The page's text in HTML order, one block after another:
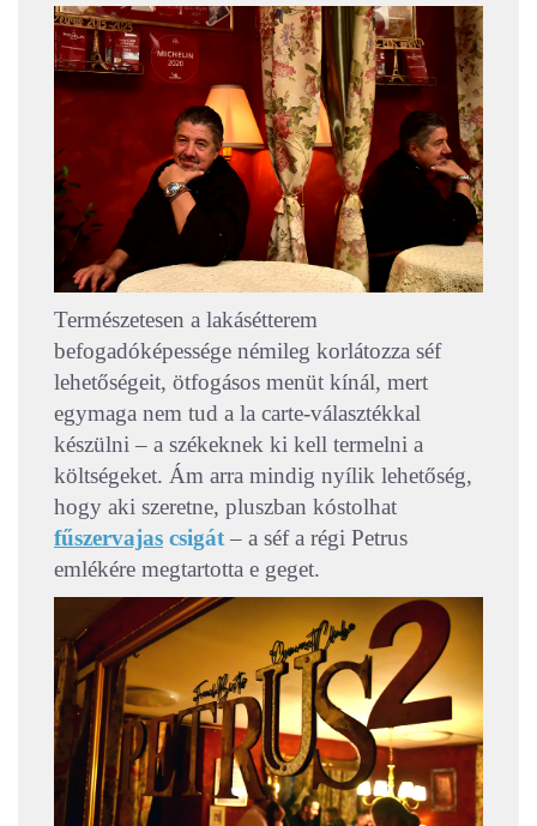
Természetesen a lakásétterem
befogadóképessége némileg korlátozza séf
lehetőségeit, ötfogásos menüt kínál, mert
egymaga nem tud a la carte-választékkal
készülni – a székeknek ki kell termelni a
költségeket. Ám arra mindig nyílik lehetőség,
hogy aki szeretne, pluszban kóstolhat
fűszervajas csigát– a séf a régi Petrus
emlékére megtartotta e geget.